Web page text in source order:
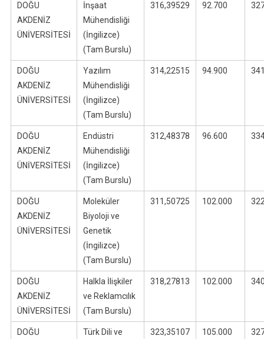
DOĞU
AKDENİZ
ÜNİVERSİTESİ
İnşaat
Mühendisliği
(İngilizce)
(Tam Burslu)
316,39529 92.700
DOĞU
AKDENİZ
ÜNİVERSİTESİ
Yazılım
Mühendisliği
(İngilizce)
(Tam Burslu)
314,22515 94.900
DOĞU
AKDENİZ
ÜNİVERSİTESİ
Endüstri
Mühendisliği
(İngilizce)
(Tam Burslu)
312,48378 96.600
DOĞU
AKDENİZ
ÜNİVERSİTESİ
Moleküler
Biyoloji ve
Genetik
(İngilizce)
(Tam Burslu)
311,50725 102.000
DOĞU
AKDENİZ
ÜNİVERSİTESİ
Halkla İlişkiler
ve Reklamcılık
(Tam Burslu)
318,27813 102.000
DOĞU Türk Dili ve 323,35107 105.000